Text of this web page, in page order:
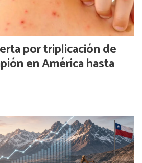
por triplicación de
en América hasta